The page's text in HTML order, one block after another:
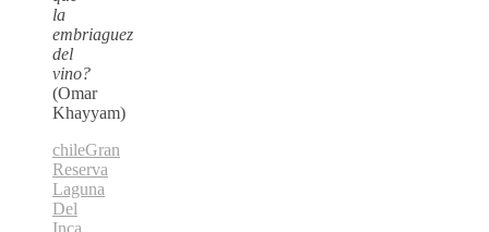
la
embriaguez
del
vino?
(Omar
Khayyam)
chileGran
Reserva
Laguna
Del